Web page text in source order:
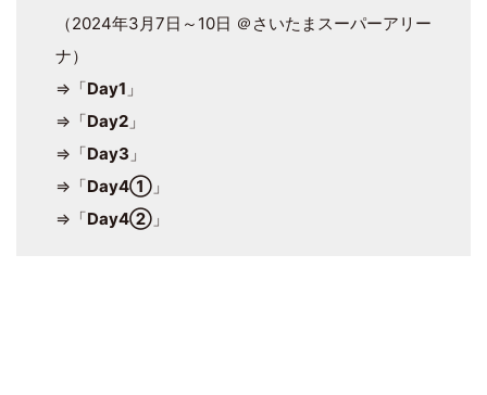
（2024年3月7日～10日 ＠さいたまスーパーアリー
ナ）
⇒「Day1 」
⇒「Day2」
⇒「Day3 」
⇒「Day4①」
⇒「Day4②」